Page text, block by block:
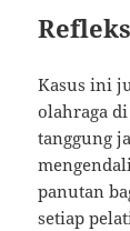
Kasus ini
olahraga
tanggung
panutan
setiap